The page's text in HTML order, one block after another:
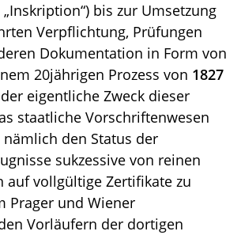
bis zur Umsetzung
Verpflichtung, Prüfungen
Dokumentation in Form von
20jährigen Prozess von 1827
eigentliche Zweck dieser
staatliche Vorschriftenwesen
den Status der
sukzessive von reinen
auf vollgültige Zertifikate zu
Prager und Wiener
Vorläufern der dortigen